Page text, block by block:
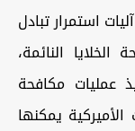
استمرار تبادل
الخلايا النائمة،
عمليات مكافحة
الأميركية يمكنها